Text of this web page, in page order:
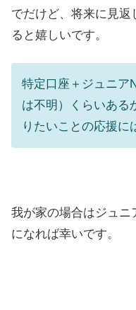
でだけど、将来に見
ると嬉しいです。
特定口座＋ジュニア
は不明）くらいある
りたいことの応援に
我が家の場合はジュニ
になれば幸いです。